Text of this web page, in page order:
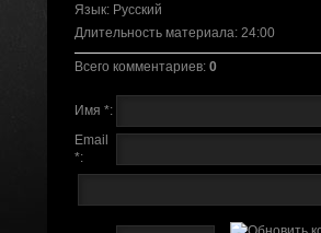
Язык: Русский
Длительность материала: 24:00
Всего комментариев: 0
Имя *:
Email
*: